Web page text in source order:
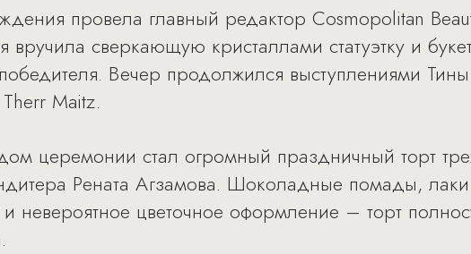
провела главный редактор Cosmopolitan
сверкающую кристаллами статуэтку и
Вечер продолжился выступлениями
Maitz.
церемонии стал огромный праздничный торт
Рената Агзамова. Шоколадные помады,
невероятное цветочное оформление – торт